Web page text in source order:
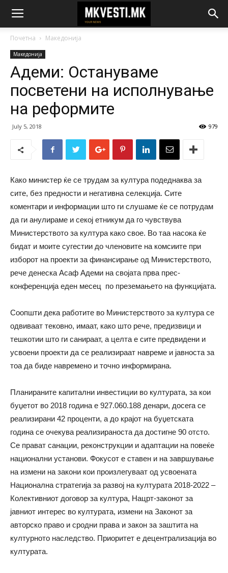
Почетна Македонија
Македонија
Адеми: Остануваме
посветени на исполнување
на реформите
July 5, 2018 979
Како министер ќе се трудам за култура подеднаква за
сите, без предности и негативна селекција. Сите
коментари и информации што ги слушаме ќе се потрудам
да ги анулираме и секој етникум да го чувствува
Министерството за култура како свое. Во таа насока ќе
бидат и моите сугестии до членовите на комсиите при
изборот на проекти за финансирање од Министерството,
рече денеска Асаф Адеми на својата прва прес-
конференција еден месец по преземањето на функцијата.
Соопшти дека работите во Министерството за култура се
одвиваат тековно, имаат, како што рече, предизвици и
тешкотии што ги санираат, а целта е сите предвидени и
усвоени проекти да се реализираат навреме и јавноста за
тоа да биде навремено и точно информирана.
Планираните капитални инвестиции во културата, за кои
буџетот во 2018 година е 927.060.188 денари, досега се
реализирани 42 проценти, а до крајот на буџетската
година се очекува реализираноста да достигне 90 отсто.
Се прават санации, реконструкции и адаптации на повеќе
национални установи. Фокусот е ставен и на завршување
на измени на закони кои произлегуваат од усвоената
Национална стратегија за развој на културата 2018-2022 –
Колективниот договор за култура, Нацрт-законот за
јавниот интерес во културата, измени на Законот за
авторско право и сродни права и закон за заштита на
културното наследство. Приоритет е децентрализација во
културата.